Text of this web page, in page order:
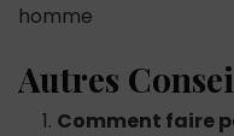
homme
Autres
Comment faire